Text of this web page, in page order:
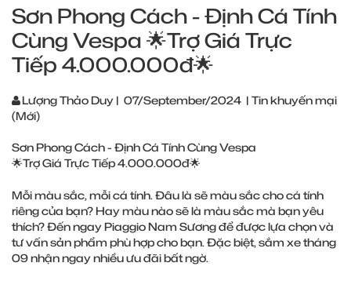
Sơn Phong Cách - Định Cá Tính
Cùng Vespa 🌟Trợ Giá Trực
Tiếp 4.000.000đ🌟
Lượng Thảo Duy | 07/September/2024 | Tin khuyến mại
(Mới)
Sơn Phong Cách - Định Cá Tính Cùng Vespa
🌟Trợ Giá Trực Tiếp 4.000.000đ🌟
Mỗi màu sắc, mỗi cá tính. Đâu là sẽ màu sắc cho cá tính
riêng của bạn? Hay màu nào sẽ là màu sắc mà bạn yêu
thích? Đến ngay Piaggio Nam Sương để được lựa chọn và
tư vấn sản phẩm phù hợp cho bạn. Đặc biệt, sắm xe tháng
09 nhận ngay nhiều ưu đãi bất ngờ.